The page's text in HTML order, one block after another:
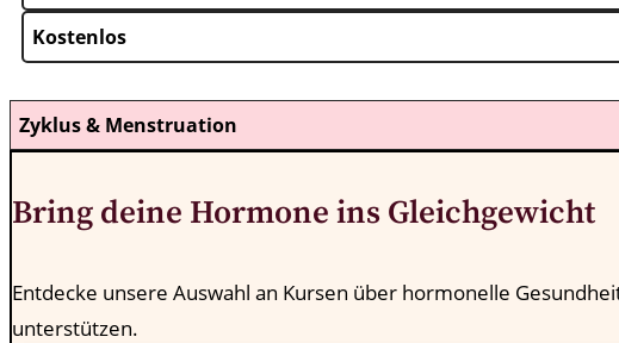
Kostenlos
Zyklus & Menstruation
Bring deine Hormone ins Gleichgewicht
Entdecke unsere Auswahl an Kursen über hormonelle
unterstützen.